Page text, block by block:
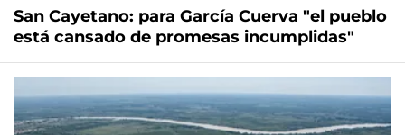
San Cayetano: para García Cuerva "el pueblo
está cansado de promesas incumplidas"